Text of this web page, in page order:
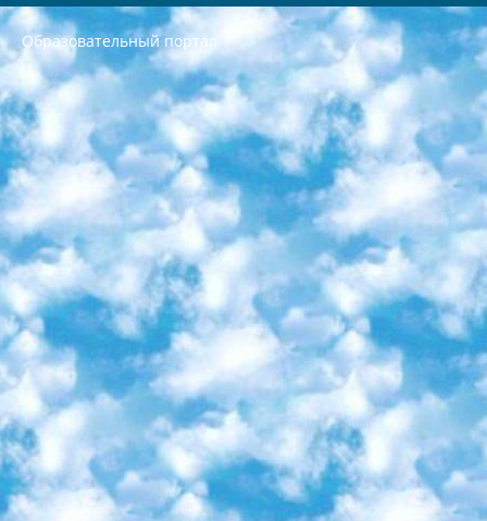
Образовательный портал
РЕСПУБЛИКА УЗБЕКИСТАН МИНИСТРЕРСТВО ДОШКОЛЬНОГО И ШКОЛЬНОГО ОБРАЗОВАНИЯ КОМАНДА в общеобразовательных учреждениях в 2023-2024 учебном году организация и проведение итоговой государственной аттестации обучающихся о Министра дошкольного и школьного образования Республики Узбекистан от 4 марта 2008 года (постановлением Минюста от 20 марта 2008 года № 1778 государственной регистрации) «Итоговое состояние учащихся общего среднего образования на основании положения об утверждении положения об аттестации общего среднего образования выпускной экзамен студентов в образовательных учреждениях в 2023-2024 учебном году В целях организации и прохождения аттестации приказываю: 1. Следующее: перечень предметов, по которым будет проводиться итоговая государственная аттестация и экзамен формы перевода согласно приложению 1; сертификаты международного образца, оценивающие уровень владения иностранными языками перечень согласно приложению 2; 2. Педагогический при специализированных образовательных учреждениях. научно-практический центр квалификации и международной оценки (Д.Давидова) 2024 г. До 25 марта: задания по предметам, по которым будет проводиться итоговая аттестация разработка и утверждение технических условий; итоговая аттестация на основании разработанного предметного задания разработка вопросов по предметам (устно и письменно), экзамен передача; общеобразовательные средние школы и специальные учебные заведения учащиеся выпускных классов школ и интернатов в агентской системе подготовка базы данных экзаменационных материалов и критериев оценки; перевод базы экзаменационных материалов на все языки обучения подать в Республиканский образовательный центр для изготовления; варианты экзаменов на основе разработанных контрольных материалов пусть будут поставлены задачи формирования. 3. Республиканский образовательный центр (Ш.Худайкулов) до 5 апреля 2024 года. до: база данных предоставленных экзаменационных материалов на все языки обучения перевод и экспертиза; для слепых, слабовидящих, глухих, слабослышащих и умственно отсталых детей учащиеся выпускных классов специализированных школ и школ-интернатов база данных экзаменационных материалов на всех преподаваемых языках подготовка критериев оценки; специализированные школы для умственно отсталых детей и технологии для учащихся выпускных классов школ-интернатов разработка соответствующих рекомендаций и критериев проведения ЕГЭ по естествознанию давать задания. 4. Педагогический при специализированных образовательных учреждениях. Научно-практический центр навыков и международной оценки (Д.Давидова), Республика образовательный центр (Худайкулов Ш.) итоговый государственный аттестационный экзамен ориентирован на творческое и логическое мышление при подготовке базы материалов учитывать введение заданий. 5. Следует отметить, что: сертификат государственного образца о знании общеобразовательного предмета и как минимум национальный уровень B1 по предметам на иностранных языках, указанным в Приложении 2. или международно признанный сертификат эквивалентного уровня студенты, изучающие определенный предмет, освобождаются от экзамена; по соответствующим предметам запланирована итоговая государственная аттестация за день до дня, путем жеребьевки Рабочей группой (в письменной форме по предметам, проводимым в форме) из числа сформированных вариантов выбрано 2 варианта; 2 выбранных варианта экзамена анонсированы на официальном сайте министерства и все выпускники по всей стране на основе этих вариантов проводит итоговую государственную аттестацию. 6. Государственное образование учащихся средних общеобразовательных учреждений. знания в соответствии с квалификационными требованиями, которые необходимо приобрести на основании стандартов итоговый (выпускной) контроль для 9 и 11 классов в целях тестирования Экзамены (далее – экзамены) состоят из предметов, перечисленных в приложении 1. будет сделано. 7. Экзамены пройдут с 26 мая по 15 июня 2024 г. (кроме науки физического воспитания). 8. Физическая для учащихся 9 классов общесредних образовательных учреждений. Экзамены по предмету «Образование, квалификация медицина» 1-6 мая 2024 года. сотрудники перевести под присмотр (с отклонениями в физическом или умственном развитии) специализированная школа для детей, школы-интернаты и со сколиозом школы-интернаты санаторного типа для больных детей исключены). 9. Он был слепым, слабовидящим и имел нарушения опорно-двигательного аппарата. экзамены в специализированных школах и интернатах для детей должны проводиться исходя из требований, предъявляемых к общеобразовательным учреждениям (физкультура кроме науки). 10. Специализированная школа для глухих и слабослышащих детей. и экзамены в интернатах и быть реализован в виде письменного теста по математике. 11. Специальность для умственно отсталых детей. Для 9 класса Родной язык и литературное письмо Государственный язык (язык обучения – узбекский). для неклассов) написано Математическое письмо Письменная/устная история Узбекистана Физическое воспитание практично Итоговый контроль Для 11 класса Написание родного языка и литературы (эссе) Математическое письмо Узбекский язык (обучение на узбекском языке) не посещающее общее среднее образование для учреждений)/Образовательное учреждение выбор письменный и устный Иностранный язык письменный/устный Письменная/устная история Узбекистана *По выбору студента:  Химия  Физика  Основы государственного права  География 10 бесплатных образовательных ресурсов - Мы составили подборку онлайн-проектов с интерактивными упражнениями, видеолекциями и статьями. Они помогут вам обрести новые и освежить старые знания бесплатно. 1. «ИНТУИТ» Старейшая образовательная площадка Рунета. Здесь вы найдёте сотни текстовых и видеокурсов на десятки различных тем — от программирования до психологии. Многие курсы подготовлены российскими университетами и крупными международными компаниями вроде Intel и Microsoft. Самостоятельное обучение бесплатное, но желающие могут оплатить услуги персональных наставников. 2. «Смартия» знакомит с актуальными профессиями и подсказывает, как им обучаться. Выбрав заинтересовавшую вас специальность — SMM-специалист, фотограф, веб-дизайнер или другую, — увидите список необходимых для неё умений. Чтобы вы могли освоить их самостоятельно, для каждого умения площадка отображает подборку ссылок на учебные материалы. Хотя «Смартия» ориентируется на русскоязычную аудиторию, часть контента всё же доступна только на английском. 3. «Лекторий Физтеха» Проект Московского физико-технического института (Физтеха). С его помощью вы можете смотреть онлайн серии лекций, записанные на видео в этом вузе. В числе доступных предметов — физика, биология, химия, информационные технологии и другие. К некоторым лекциям администрация ресурса прилагает готовые конспекты, которые можно скачивать в PDF-формате. 4. ITMOcourses Онлайн-площадка Санкт-Петербургского национального исследовательского университета информационных технологий, механики и оптики (ИТМО). Ресурс предоставляет свободный доступ к курсам, разработанным в этом вузе. Каталог материалов разбит на четыре категории: «Оптические системы и технологии», «Приборостроение и робототехника», «Информационные технологии» и «Биотехнологии». Курсы состоят из видеолекций, интерактивных демонстраций и заданий. 5. «КиберЛенинка» Электронная научная библиотека открытого доступа. Каталог площадки регулярно обрастает текстами статей из различных научных изданий. Сгруппированные по журналам и рубрикам публикации можно читать онлайн или скачивать целиком в PDF-формате. Проект нацелен на популяризацию науки за счёт открытого доступа к качественной информации. 6. «ПостНаука» На этом ресурсе публикуют подборки видеолекций, составленные экспертами из разных отраслей и объединённые общими темами. Среди них, к примеру, есть серии «Биоинформатика и геномика», «Культура средневековой Скандинавии» и Cinema Studies о теории кино. Каждая подборка лекций — логически связанная история, рассказанная экспертом от первого лица. Кроме того, на сайте появляются научно-образовательные статьи и тесты на разные темы. 7. «Newочём» Команда проекта «Newочём» отбирает самые интересные тексты из англоязычных СМИ и переводит те из них, за которые голосуют участники сообщества «ВКонтакте». По большей части это научно-популярные статьи. Редакторы придумывают лишь заголовки, в остальном содержание переводов соответствует оригиналам. Полные тексты можно читать прямо в социальной сети. 8. InternetUrok Онлайн-база материалов по основным дисциплинам школьной программы. Информация на сайте структурирована по классам, предметам и темам (урокам). Каждый урок состоит из видеолекций и конспектов. Есть также интерактивные тренажёры и тесты для закрепления пройденного материала. Даже если вы давно окончили школу, возможность повторить программу старших классов всегда может пригодиться. 9. Edutainme Ещё один ресурс об образовании. В отличие от Newtonew, как мне кажется, Edutainme больше ориентируется на представителей индустрии: педагогов, предпринимателей, разработчиков образовательных проектов. Но и любой, кто просто стремится к саморазвитию, найдёт на сайте много полезного и интересного для себя. Например, информацию о новых курсах и образовательных сервисах. 10. Newtonew Онлайн-медиа об образовании и обучении в широком смысле. Авторы Newtonew пишут об инструментах, заведениях, тактиках и стратегиях, которые помогают учить других и получать новые знания самостоятельно. На этой площадке вы найдёте новости, обзоры, аналитические мат